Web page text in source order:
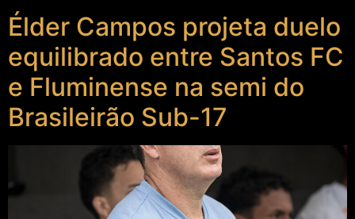
Élder Campos projeta duelo
equilibrado entre Santos FC
e Fluminense na semi do
Brasileirão Sub-17